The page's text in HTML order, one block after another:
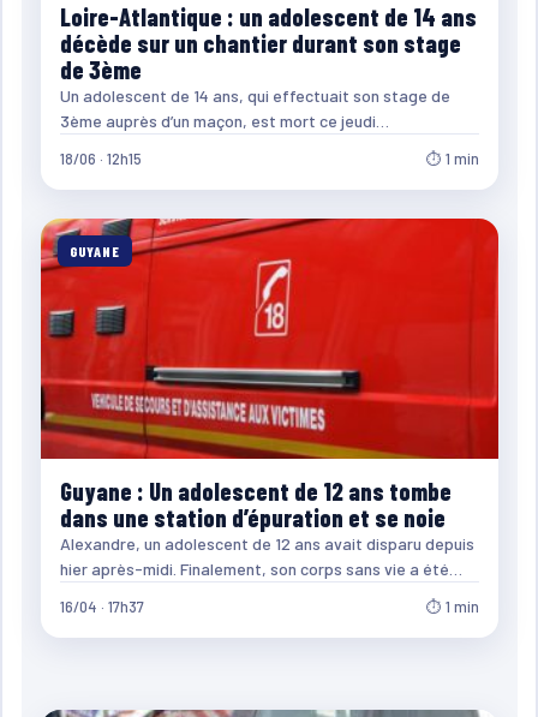
Loire-Atlantique : un adolescent de 14 ans
décède sur un chantier durant son stage
de 3ème
Un adolescent de 14 ans, qui effectuait son stage de
3ème auprès d’un maçon, est mort ce jeudi…
18/06 · 12h15 ⏱ 1 min
GUYANE
Guyane : Un adolescent de 12 ans tombe
dans une station d’épuration et se noie
Alexandre, un adolescent de 12 ans avait disparu depuis
hier après-midi. Finalement, son corps sans vie a été…
16/04 · 17h37 ⏱ 1 min